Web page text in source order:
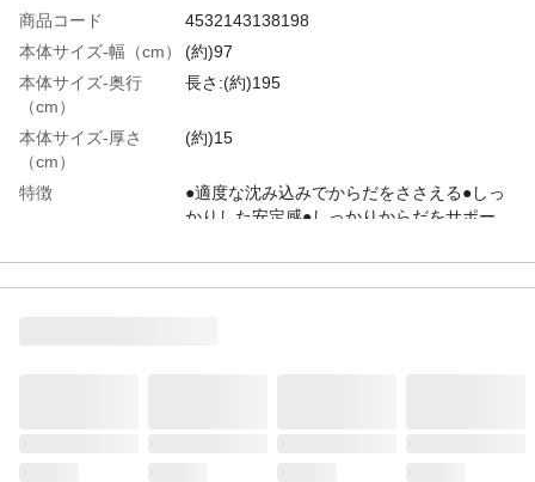
商品コード
4532143138198
本体サイズ-幅（cm）
(約)97
本体サイズ-奥行
（cm）
長さ:(約)195
本体サイズ-厚さ
（cm）
(約)15
特徴
●適度な沈み込みでからだをささえる●しっ
かりした安定感●しっかりからだをサポー